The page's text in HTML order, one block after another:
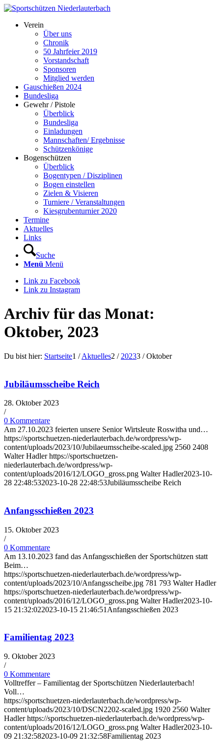
Verein
Über uns
Chronik
50 Jahrfeier 2019
Vorstandschaft
Sponsoren
Mitglied werden
Gauschießen 2024
Bundesliga
Gewehr / Pistole
Überblick
Bundesliga
Einladungen
Mannschaften/ Ergebnisse
Schützenkönige
Bogenschützen
Überblick
Bogentypen / Disziplinen
Bogen einstellen
Zielen & Visieren
Turniere / Veranstaltungen
Kiesgrubenturnier 2020
Termine
Aktuelles
Links
Suche
Menü Menü
Link zu Facebook
Link zu Instagram
Archiv für das Monat:
Oktober, 2023
Du bist hier: Startseite1 / Aktuelles2 / 20233 / Oktober
Jubiläumsscheibe Reich
28. Oktober 2023
/
0 Kommentare
Am 27.10.2023 feierten unsere Senior Wirtsleute Roswitha und…
https://sportschuetzen-niederlauterbach.de/wordpress/wp-
content/uploads/2023/10/Jubilaeumsscheibe-scaled.jpg 2560 2408
Walter Hadler https://sportschuetzen-
niederlauterbach.de/wordpress/wp-
content/uploads/2016/12/LOGO_gross.png Walter Hadler2023-10-
28 22:48:532023-10-28 22:48:53Jubiläumsscheibe Reich
Anfangsschießen 2023
15. Oktober 2023
/
0 Kommentare
Am 13.10.2023 fand das Anfangsschießen der Sportschützen statt
Beim…
https://sportschuetzen-niederlauterbach.de/wordpress/wp-
content/uploads/2023/10/Anfangsscheibe.jpg 781 793 Walter Hadler
https://sportschuetzen-niederlauterbach.de/wordpress/wp-
content/uploads/2016/12/LOGO_gross.png Walter Hadler2023-10-
15 21:32:022023-10-15 21:46:51 Anfangsschießen 2023
Familientag 2023
9. Oktober 2023
/
0 Kommentare
Volltreffer – Familientag der Sportschützen Niederlauterbach!
Voll…
https://sportschuetzen-niederlauterbach.de/wordpress/wp-
content/uploads/2023/10/DSCN2202-scaled.jpg 1920 2560 Walter
Hadler https://sportschuetzen-niederlauterbach.de/wordpress/wp-
content/uploads/2016/12/LOGO_gross.png Walter Hadler2023-10-
09 21:32:582023-10-09 21:32:58Familientag 2023